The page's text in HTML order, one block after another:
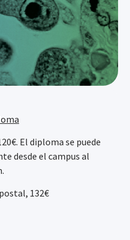
El diploma se puede
desde el campus al
132€